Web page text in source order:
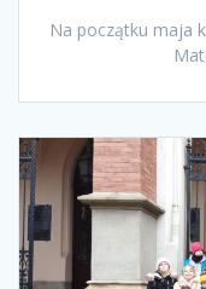
Na początku maja